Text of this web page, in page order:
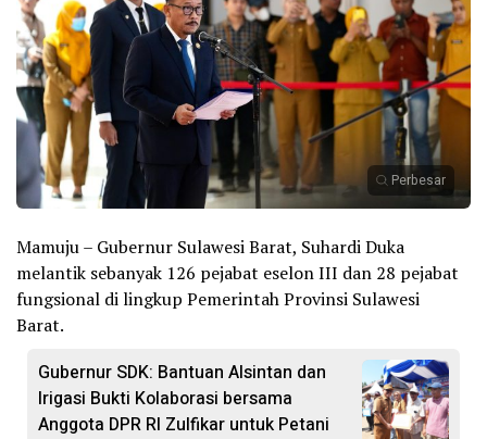
Perbesar
Mamuju – Gubernur Sulawesi Barat, Suhardi Duka
melantik sebanyak 126 pejabat eselon III dan 28 pejabat
fungsional di lingkup Pemerintah Provinsi Sulawesi
Barat.
Gubernur SDK: Bantuan Alsintan dan
Irigasi Bukti Kolaborasi bersama
Anggota DPR RI Zulfikar untuk Petani